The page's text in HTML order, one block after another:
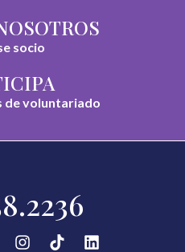
socio
de voluntariado